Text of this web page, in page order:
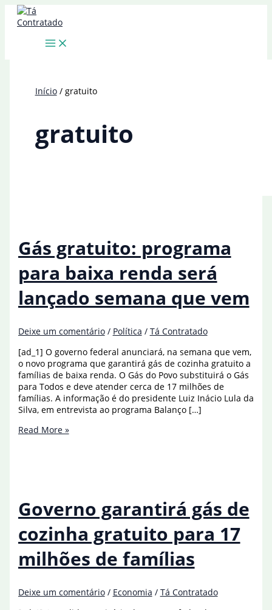
para
Início gratuito
gratuito
Gás gratuito: programa
para baixa renda será
lançado semana que vem
Deixe um comentário / Política / Tá Contratado
[ad_1] O governo federal anunciará, na semana que vem,
o novo programa que garantirá gás de cozinha gratuito a
famílias de baixa renda. O Gás do Povo substituirá o Gás
para Todos e deve atender cerca de 17 milhões de
famílias. A informação é do presidente Luiz Inácio Lula da
Silva, em entrevista ao programa Balanço […]
Gás
lançado
semana
que
vem
Read More »
Governo garantirá gás de
cozinha gratuito para 17
milhões de famílias
Deixe um comentário / Economia / Tá Contratado